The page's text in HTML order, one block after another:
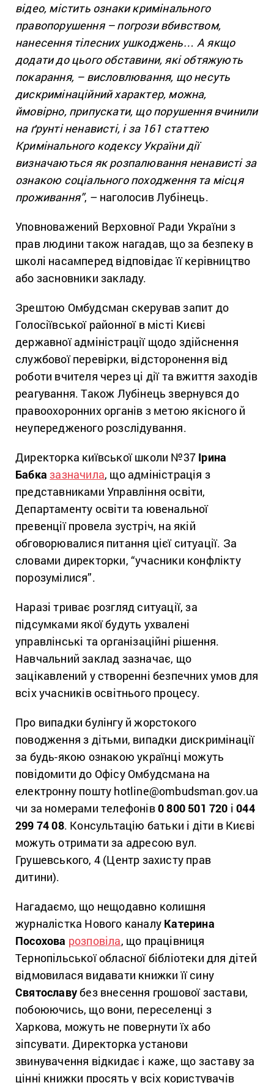
відео, містить ознаки кримінального
правопорушення – погрози вбивством,
нанесення тілесних ушкоджень… А якщо
додати до цього обставини, які обтяжують
покарання, – висловлювання, що несуть
дискримінаційний характер, можна,
ймовірно, припускати, що порушення вчинили
на ґрунті ненависті, і за 161 статтею
Кримінального кодексу України дії
визначаються як розпалювання ненависті за
ознакою соціального походження та місця
проживання”, – наголосив Лубінець.
Уповноважений Верховної Ради України з
прав людини також нагадав, що за безпеку в
школі насамперед відповідає її керівництво
або засновники закладу.
Зрештою Омбудсман скерував запит до
Голосіївської районної в місті Києві
державної адміністрації щодо здійснення
службової перевірки, відсторонення від
роботи вчителя через ці дії та вжиття заходів
реагування. Також Лубінець звернувся до
правоохоронних органів з метою якісного й
неупередженого розслідування.
Директорка київської школи №37 Ірина
Бабка зазначила, що адміністрація з
представниками Управління освіти,
Департаменту освіти та ювенальної
превенції провела зустріч, на якій
обговорювалися питання цієї ситуації. За
словами директорки, “учасники конфлікту
порозумілися”.
Наразі триває розгляд ситуації, за
підсумками якої будуть ухвалені
управлінські та організаційні рішення.
Навчальний заклад зазначає, що
зацікавлений у створенні безпечних умов для
всіх учасників освітнього процесу.
Про випадки булінгу й жорстокого
поводження з дітьми, випадки дискримінації
за будь-якою ознакою українці можуть
повідомити до Офісу Омбудсмана на
електронну пошту hotline@ombudsman.gov.ua
чи за номерами телефонів0 800 501 720 і044
299 74 08. Консультацію батьки і діти в Києві
можуть отримати за адресою вул.
Грушевського, 4 (Центр захисту прав
дитини).
Нагадаємо, що нещодавно колишня
журналістка Нового каналу Катерина
Посохова розповіла, що працівниця
Тернопільської обласної бібліотеки для дітей
відмовилася видавати книжки її сину
Святославубез внесення грошової застави,
побоюючись, що вони, переселенці з
Харкова, можуть не повернути їх або
зіпсувати. Директорка установи
звинувачення відкидає і каже, що заставу за
цінні книжки просять у всіх користувачів